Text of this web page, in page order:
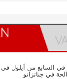
في السابع من أيلول في
في جناتزانو